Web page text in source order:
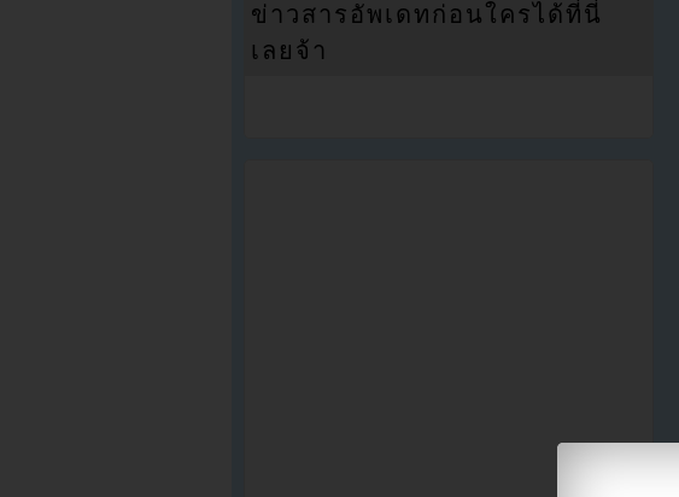
ข่าวสารอัพเดทก่อนใครได้ที่นี่
เลยจ้า